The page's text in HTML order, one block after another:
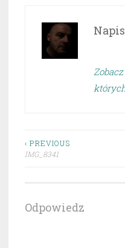
Nawigacja
‹ PREVIOUS
IMG_8341
Odpowiedz